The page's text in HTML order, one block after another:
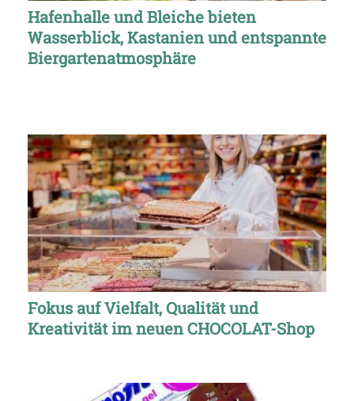
Hafenhalle und Bleiche bieten
Wasserblick, Kastanien und entspannte
Biergartenatmosphäre
Fokus auf Vielfalt, Qualität und
Kreativität im neuen CHOCOLAT-Shop